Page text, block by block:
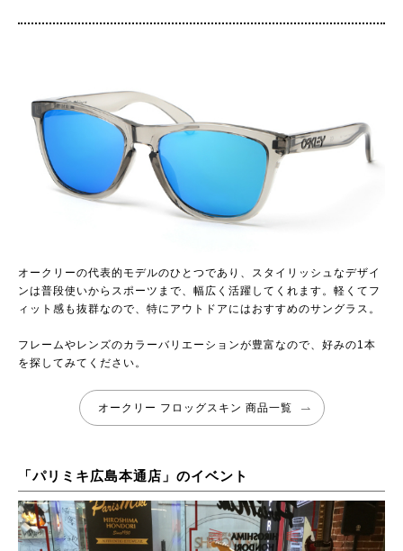
オークリーの代表的モデルのひとつであり、スタイリッシュなデザイ
ンは普段使いからスポーツまで、幅広く活躍してくれます。軽くてフ
ィット感も抜群なので、特にアウトドアにはおすすめのサングラス。
フレームやレンズのカラーバリエーションが豊富なので、好みの1本
を探してみてください。
オークリー フロッグスキン 商品一覧
「パリミキ広島本通店」のイベント